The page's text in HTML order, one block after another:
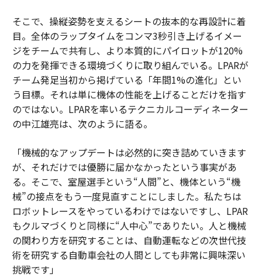
そこで、操縦姿勢を支えるシートの抜本的な再設計に着
目。全体のラップタイムをコンマ3秒引き上げるイメー
ジをチームで共有し、より本質的にパイロットが120%
の力を発揮できる環境づくりに取り組んでいる。LPARが
チーム発足当初から掲げている「年間1%の進化」とい
う目標。それは単に機体の性能を上げることだけを指す
のではない。LPARを率いるテクニカルコーディネーター
の中江雄亮は、次のように語る。
「機械的なアップデートは必然的に突き詰めていきます
が、それだけでは優勝に届かなかったという事実があ
る。そこで、室屋選手という“人間”と、機体という“機
械”の接点をもう一度見直すことにしました。私たちは
ロボットレースをやっているわけではないですし、LPAR
もクルマづくりと同様に“人中心”でありたい。人と機械
の関わり方を研究することは、自動運転などの次世代技
術を研究する自動車会社の人間としても非常に興味深い
挑戦です」